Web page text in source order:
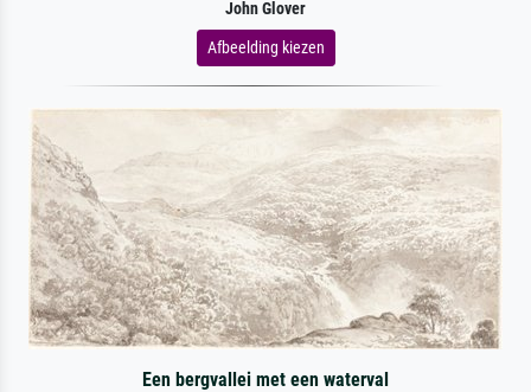
John Glover
Afbeelding kiezen
Een bergvallei met een waterval